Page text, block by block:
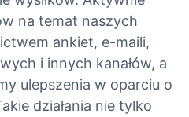
na temat naszych
ankiet, e-maili,
i innych kanałów, a
ulepszenia w oparciu o
działania nie tylko